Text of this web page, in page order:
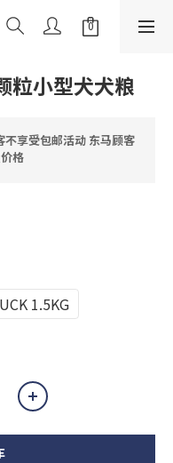
粒小型犬犬粮
享受包邮活动 东马顾客
格
1.5KG